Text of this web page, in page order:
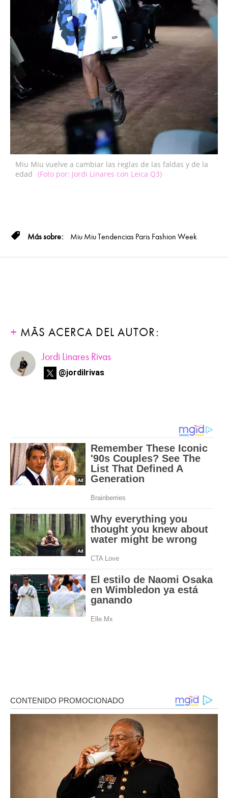
Miu Miu vuelve a cambiar las reglas de las faldas y de la
edad (Foto por: Jordi Linares con Leica Q3)
Miu MiuTendencias Paris Fashion Week
MÁS ACERCA DEL AUTOR:
Jordi Linares Rivas
@jordilrivas